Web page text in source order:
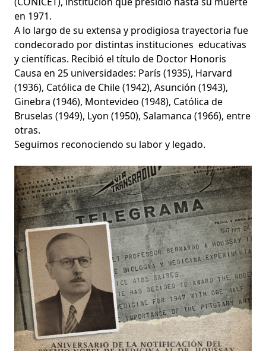
en 1971.
A lo largo de su extensa y prodigiosa trayectoria fue
condecorado por distintas instituciones educativas
y científicas. Recibió el título de Doctor Honoris
Causa en 25 universidades: París (1935), Harvard
(1936), Católica de Chile (1942), Asunción (1943),
Ginebra (1946), Montevideo (1948), Católica de
Bruselas (1949), Lyon (1950), Salamanca (1966), entre
otras.
Seguimos reconociendo su labor y legado.